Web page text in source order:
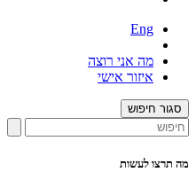
Eng
מה אני רוצה
איזור אישי
סגור חיפוש
מה תרצו לעשות